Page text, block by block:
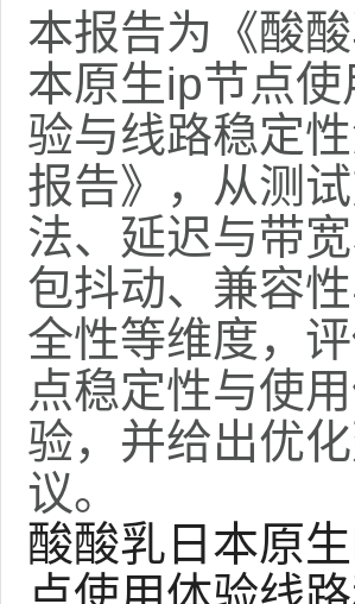
定性测试报告
本报告为《酸酸
本原生ip节点使
验与线路稳定
报告》，从测
法、延迟与带
包抖动、兼容
全性等维度，
点稳定性与使
验，并给出优
议。
酸酸乳 日本原